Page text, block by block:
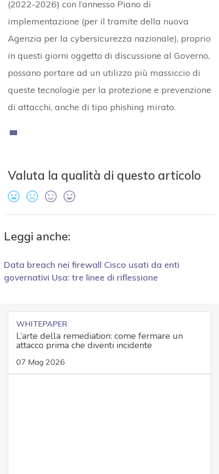
(2022-2026) con l’annesso Piano di
implementazione (per il tramite della nuova
Agenzia per la cybersicurezza nazionale), proprio
in questi giorni oggetto di discussione al Governo,
possano portare ad un utilizzo più massiccio di
queste tecnologie per la protezione e prevenzione
di attacchi, anche di tipo phishing mirato.
Valuta la qualità di questo articolo
Leggi anche:
Data breach nei firewall Cisco usati da enti
governativi Usa: tre linee di riflessione
WHITEPAPER
L’arte della remediation: come fermare un
attacco prima che diventi incidente
07 Mag 2026